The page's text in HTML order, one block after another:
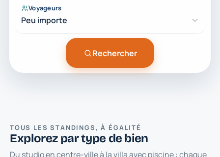
Voyageurs
Peu importe
Rechercher
TOUS LES STANDINGS, À ÉGALITÉ
Explorez par type de bien
Du studio en centre-ville à la villa avec piscine : chaque